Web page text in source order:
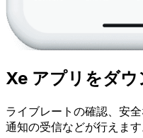
Xe アプリをダウ
ライブレートの確認、安
通知の受信などが行えます